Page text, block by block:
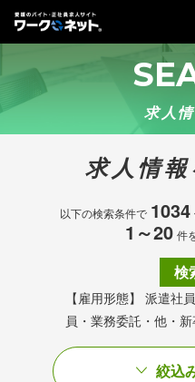
求人
求人情
以下の検索条件で 1034
1～20 件
検
【雇用形態】 派遣社
員・業務委託・他・
絞込